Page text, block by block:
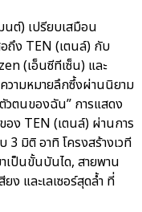
นต์) เปรียบเสมือน
ถึง TEN (เตนล์) กับ
(เอ็นซีทีเซ็น) และ
วามหมายลึกซึ้งผ่านนิยาม
วตนของฉัน” การแสดง
ง TEN (เตนล์) ผ่านการ
มิติ อาทิ โครงสร้างเวที
ป็นขั้นบันได, สายพาน
ง และเลเซอร์สุดล้ำ ที่